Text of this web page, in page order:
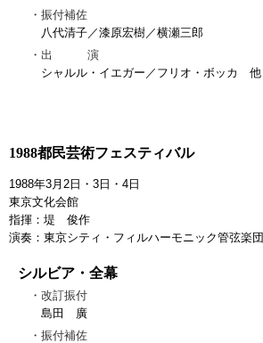
振付補佐
八代清子／漆原宏樹／横瀬三郎
出 演
シャルル・イエガー／フリオ・ボッカ 他
1988都民芸術フェスティバル
1988年3月2日・3日・4日
東京文化会館
指揮：堤 俊作
演奏：東京シティ・フィルハーモニック管弦楽団
シルビア・全幕
改訂振付
島田 廣
振付補佐